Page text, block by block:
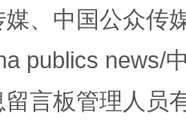
、中国公众传
publics news/
言板管理人员